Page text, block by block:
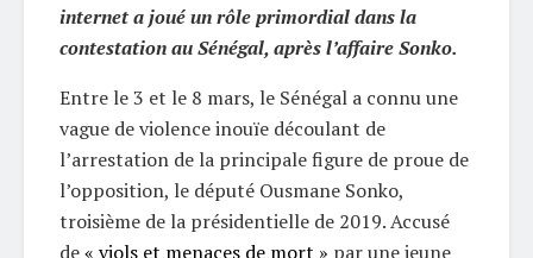
internet a joué un rôle primordial dans la
contestation au Sénégal, après l’affaire Sonko.
Entre le 3 et le 8 mars, le Sénégal a connu une
vague de violence inouïe découlant de
l’arrestation de la principale figure de proue de
l’opposition, le député Ousmane Sonko,
troisième de la présidentielle de 2019. Accusé
de« viols et menaces de mort » par une jeune